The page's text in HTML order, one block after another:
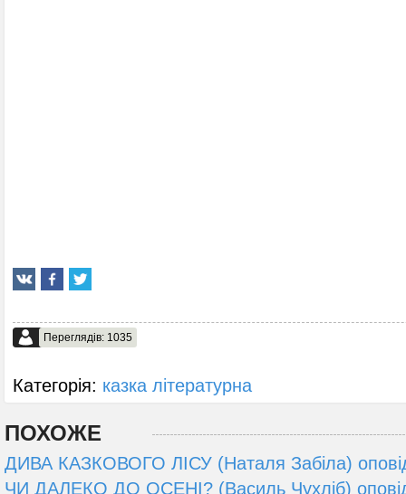
Переглядів: 1035
Категорія: казка літературна
ПОХОЖЕ
ДИВА КАЗКОВОГО ЛІСУ (Наталя Забіла)
ЧИ ДАЛЕКО ДО ОСЕНІ? (Василь Чухліб)